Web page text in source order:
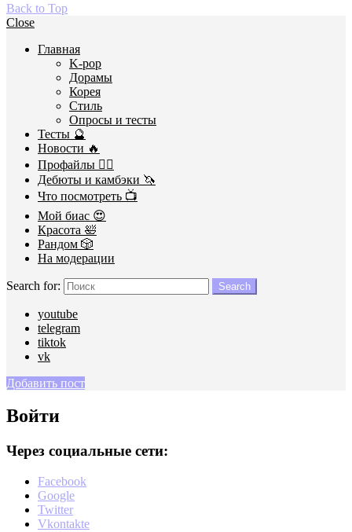
Back to Top
Close
Главная
K-pop
Дорамы
Корея
Стиль
Опросы и тесты
Тесты 🔮
Новости 🔥
Профайлы 🕵️‍♀️
Дебюты и камбэки 🦄
Что посмотреть 📺
Мой биас 😍
Красота 🛀
Рандом 🎲
На модерации
Search for: Search
youtube
telegram
tiktok
vk
Добавить пост
Войти
Через социальные сети:
Facebook
Google
Twitter
Vkontakte